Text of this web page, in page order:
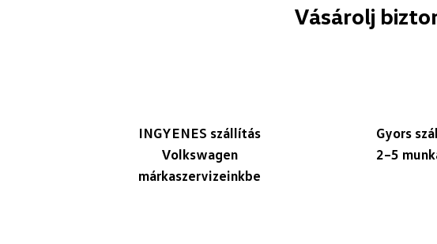
Vásárolj
INGYENES szállítás
Volkswagen
márkaszervizeinkbe
Gyors
2–5